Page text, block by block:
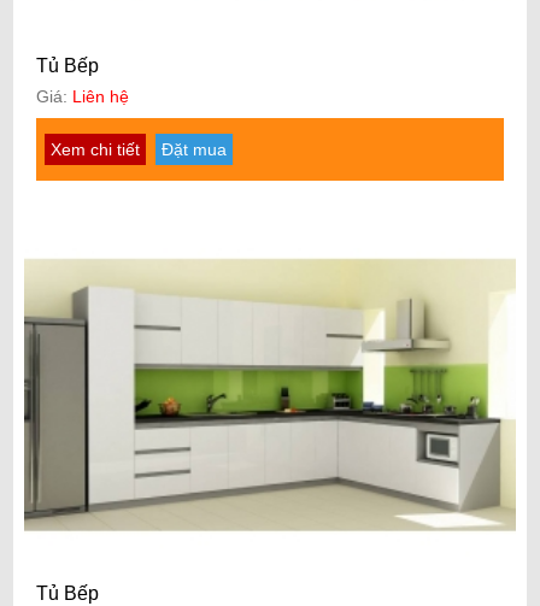
Tủ Bếp
Giá: Liên hệ
Xem chi tiết Đặt mua
Tủ Bếp